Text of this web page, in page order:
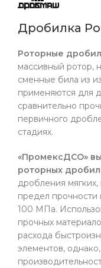
Дробилка
Роторные
массивный ротор,
сменные била из
применяются для
сравнительно
первичного
стадиях.
«ПромексДСО»
роторных
дробления
предел
100 МПа.
прочных
расхода
элементов,